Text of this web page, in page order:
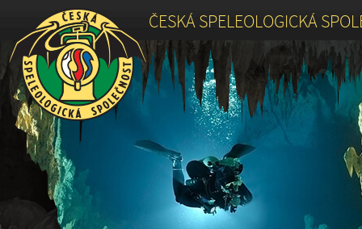
ČESKÁ SPELEOLOGICKÁ